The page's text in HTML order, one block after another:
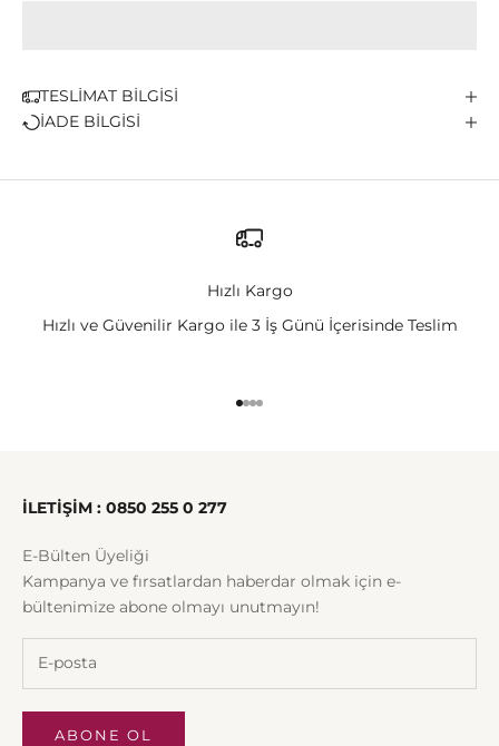
TESLİMAT BİLGİSİ
İADE BİLGİSİ
Hızlı Kargo
Hızlı ve Güvenilir Kargo ile 3 İş Günü İçerisinde Teslim
1 ögesine git
2 ögesine git
3 ögesine git
4 ögesine git
İLETİŞİM : 0850 255 0 277
E-Bülten Üyeliği
Kampanya ve fırsatlardan haberdar olmak için e-
bültenimize abone olmayı unutmayın!
ABONE OL